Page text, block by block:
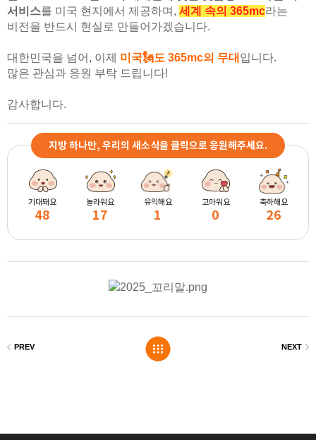
서비스를 미국 현지에서 제공하며, 세계 속의 365mc라는
비전을 반드시 현실로 만들어가겠습니다.
대한민국을 넘어, 이제 미국🗽도 365mc의 무대 입니다.
많은 관심과 응원 부탁 드립니다!
감사합니다.
지방 하나만, 우리의 새소식을 클릭으로 응원해주세요.
기대돼요
48
놀라워요
17
유익해요
1
고마워요
0
축하해요
26